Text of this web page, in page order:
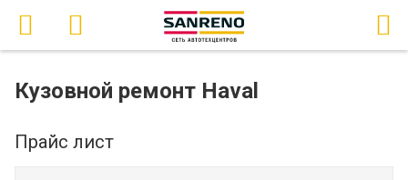
Кузовной ремонт Haval
Прайс лист